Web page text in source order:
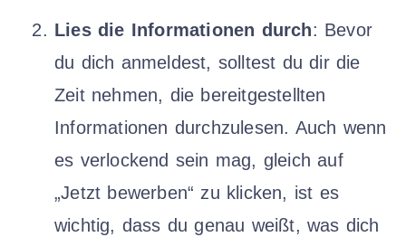
Lies die Informationen durch: Bevor
du dich anmeldest, solltest du dir die
Zeit nehmen, die bereitgestellten
Informationen durchzulesen. Auch wenn
es verlockend sein mag, gleich auf
„Jetzt bewerben“ zu klicken, ist es
wichtig, dass du genau weißt, was dich